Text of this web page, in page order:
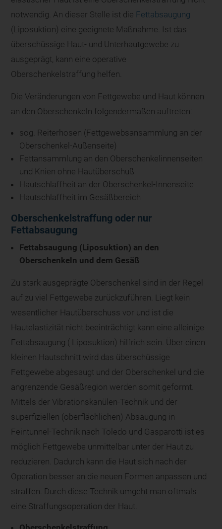
notwendig. An dieser Stelle ist die Fettabsaugung
(Liposuktion) eine geeignete Maßnahme. Ist das
überschüssige Haut- und Unterhautgewebe zu
ausgeprägt, kann eine operative
Oberschenkelstraffung helfen.
Die Veränderungen von Fettgewebe und Haut können
an den Oberschenkeln folgendermaßen auftreten:
sog. Reiterhosen (Fettgewebsansammlung an der
Oberschenkel-Außenseite)
Fettansammlung an den Oberschenkelinnenseiten
und Knien ohne Hautüberschuß
Hautschlaffheit an der Oberschenkel-Innenseite
Hautschlaffheit im Gesäßbereich
Oberschenkelstraffung oder nur
Fettabsaugung
Fettabsaugung (Liposuktion) an den
Oberschenkeln und dem Gesäß
Zu stark ausgeprägte Oberschenkel sind in der Regel
auf zu viel Fettgewebe zurückzuführen. Liegt kein
wesentlicher Hautüberschuss vor und ist die
Hautelastizität nicht beeinträchtigt kann eine alleinige
Fettabsaugung ( Liposuktion) hilfrich sein. Über einen
kleinen Hautschnitt wird das überschüssige
Fettgewebe abgesaugt und der Oberschenkel und die
angrenzende Gesäßregion werden somit geformt.
Mittels der Vibrationskanülen-Technik und der
superfiziellen (oberflächlichen) Absaugung in
Feintunnel-Technik nach Toledo und Gasparotti ist es
möglich Fettgewebe unmittelbar unter der Haut zu
reduzieren. Dadurch kann die Haut sich nach der
Operation besser an die neuen Formen anpassen und
straffen. Durch diese Technik umgeht man oftmals
eine Straffungsoperation der Haut.